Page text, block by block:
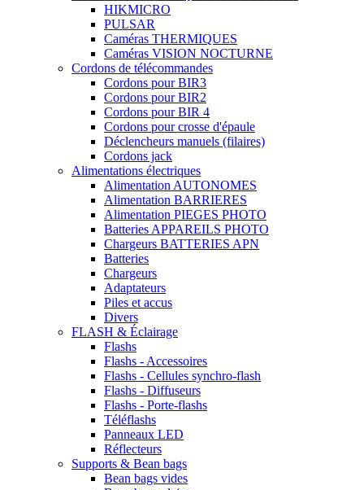
HIKMICRO
PULSAR
Caméras THERMIQUES
Caméras VISION NOCTURNE
Cordons de télécommandes
Cordons pour BIR3
Cordons pour BIR2
Cordons pour BIR 4
Cordons pour crosse d'épaule
Déclencheurs manuels (filaires)
Cordons jack
Alimentations électriques
Alimentation AUTONOMES
Alimentation BARRIERES
Alimentation PIEGES PHOTO
Batteries APPAREILS PHOTO
Chargeurs BATTERIES APN
Batteries
Chargeurs
Adaptateurs
Piles et accus
Divers
FLASH & Éclairage
Flashs
Flashs - Accessoires
Flashs - Cellules synchro-flash
Flashs - Diffuseurs
Flashs - Porte-flashs
Téléflashs
Panneaux LED
Réflecteurs
Supports & Bean bags
Bean bags vides